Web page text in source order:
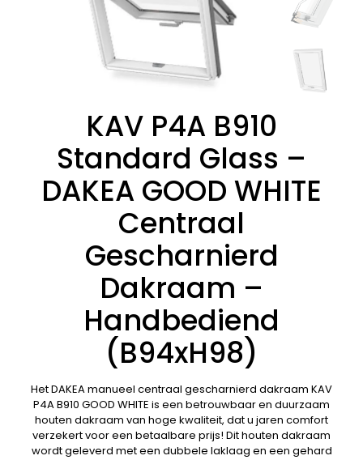
KAV P4A B910
Standard Glass –
DAKEA GOOD WHITE
Centraal
Gescharnierd
Dakraam –
Handbediend
(B94xH98)
Het DAKEA manueel centraal gescharnierd dakraam KAV
P4A B910 GOOD WHITE is een betrouwbaar en duurzaam
houten dakraam van hoge kwaliteit, dat u jaren comfort
verzekert voor een betaalbare prijs! Dit houten dakraam
wordt geleverd met een dubbele laklaag en een gehard